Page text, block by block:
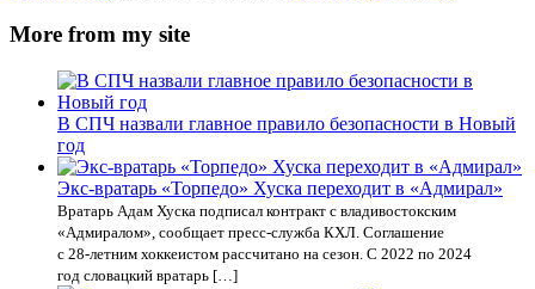
More from my site
В СПЧ назвали главное правило безопасности в Новый
год
Экс‑вратарь «Торпедо» Хуска переходит в «Адмирал»
Вратарь Адам Хуска подписал контракт с владивостокским
«Адмиралом», сообщает пресс‑служба КХЛ. Соглашение
с 28‑летним хоккеистом рассчитано на сезон. С 2022 по 2024
год словацкий вратарь […]